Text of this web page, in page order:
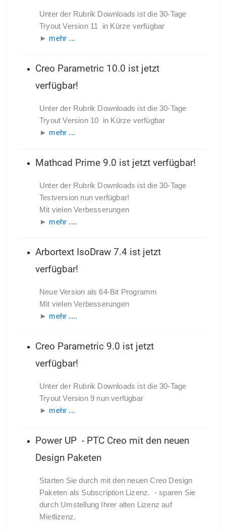
Unter der Rubrik Downloads ist die 30-Tage
Tryout Version 11 in Kürze verfügbar
► mehr ...
Creo Parametric 10.0 ist jetzt
verfügbar!
Unter der Rubrik Downloads ist die 30-Tage
Tryout Version 10 in Kürze verfügbar
► mehr ...
Mathcad Prime 9.0 ist jetzt verfügbar!
Unter der Rubrik Downloads ist die 30-Tage
Testversion nun verfügbar!
Mit vielen Verbesserungen
► mehr ....
Arbortext IsoDraw 7.4 ist jetzt
verfügbar!
Neue Version als 64-Bit Programm
Mit vielen Verbesserungen
► mehr ....
Creo Parametric 9.0 ist jetzt
verfügbar!
Unter der Rubrik Downloads ist die 30-Tage
Tryout Version 9 nun verfügbar
► mehr ...
Power UP - PTC Creo mit den neuen
Design Paketen
Starten Sie durch mit den neuen Creo Design
Paketen als Subscription Lizenz. - sparen Sie
durch Umstellung Ihrer alten Lizenz auf
Mietlizenz.